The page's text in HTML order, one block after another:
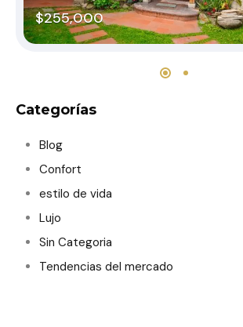
$255,000
Categorías
Blog
Confort
estilo de vida
Lujo
Sin Categoria
Tendencias del mercado